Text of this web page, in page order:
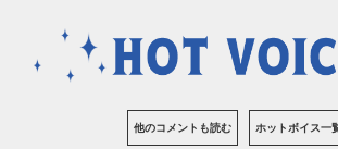
他のコメントも読む ホットボイス一